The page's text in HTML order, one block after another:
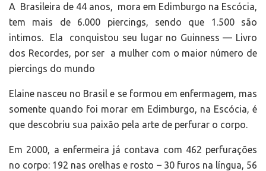
A Brasileira de 44 anos, mora em Edimburgo na Escócia,
tem mais de 6.000 piercings, sendo que 1.500 são
intimos. Ela conquistou seu lugar no Guinness — Livro
dos Recordes, por ser a mulher com o maior número de
piercings do mundo
Elaine nasceu no Brasil e se formou em enfermagem, mas
somente quando foi morar em Edimburgo, na Escócia, é
que descobriu sua paixão pela arte de perfurar o corpo.
Em 2000, a enfermeira já contava com 462 perfurações
no corpo: 192 nas orelhas e rosto – 30 furos na língua, 56